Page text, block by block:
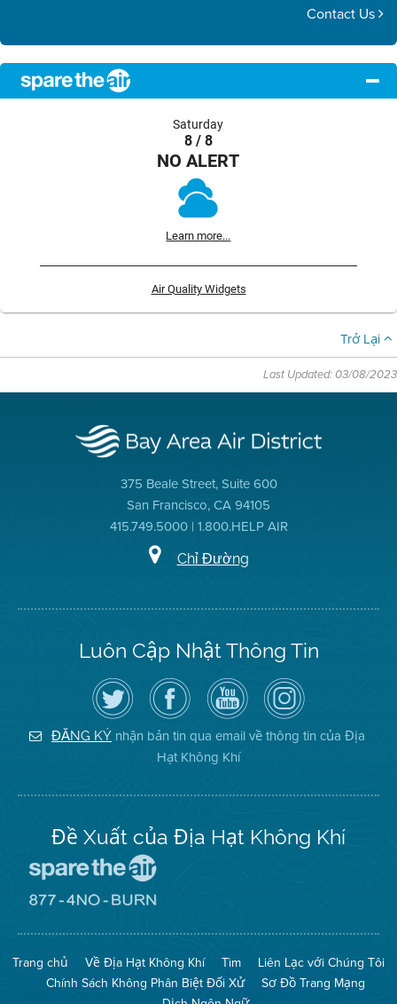
Contact Us
Saturday
8 / 8
NO ALERT
Learn more...
Air Quality Widgets
Trở Lại
Last Updated: 03/08/2023
375 Beale Street, Suite 600
San Francisco, CA 94105
415.749.5000 | 1.800.HELP AIR
Chỉ Đường
Luôn Cập Nhật Thông Tin
Hãy
theo
dõi
Địa
Hạt
Không
Truy
cập
Trang
Facebook
của
Địa
Hạt
Kênh
YouTube
của
Địa
Hạt
Không
Khí
Air
District
on
Instagram
ĐĂNG KÝ nhận bản tin qua email về thông tin của Địa
Hạt Không Khí
Đề Xuất của Địa Hạt Không Khí
The
(Bảo
Toàn
Không
Khí)
Mạng
No
Burn
(Không
Đốt)
Trang chủ Về Địa Hạt Không Khí Tìm
Liên Lạc với Chúng Tôi
Chính Sách Không Phân Biệt Đối Xử
Sơ Đồ Trang Mạng